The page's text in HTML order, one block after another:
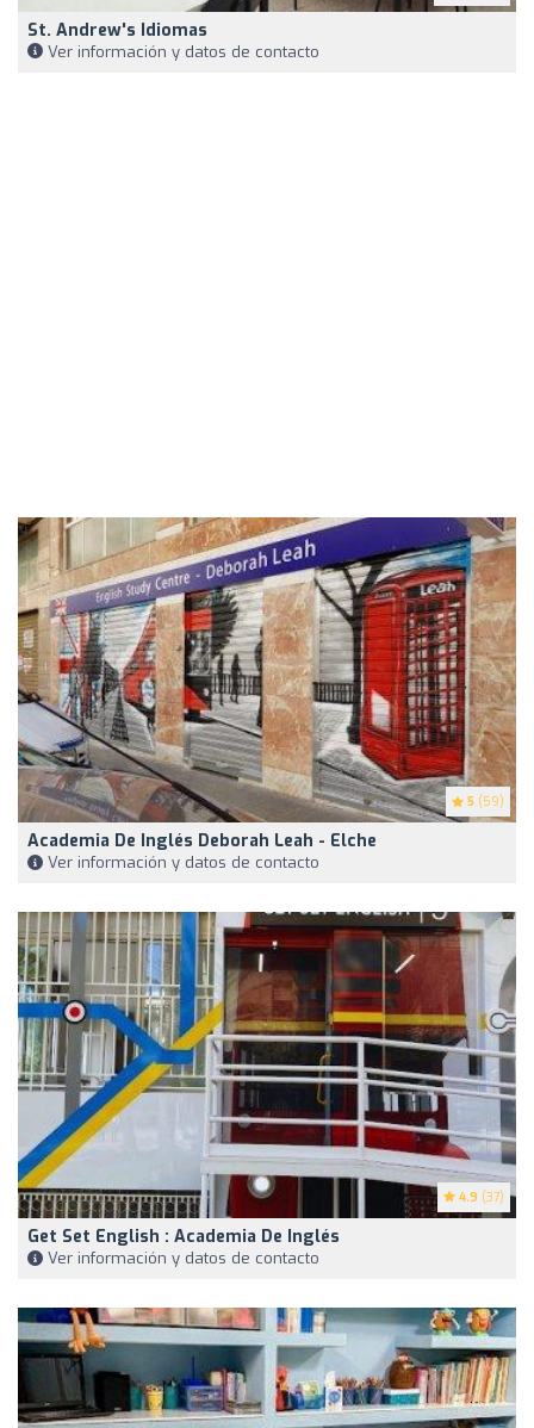
St. Andrew's Idiomas
Ver información y datos de contacto
5 (59)
Academia De Inglés Deborah Leah - Elche
Ver información y datos de contacto
4.9 (37)
Get Set English : Academia De Inglés
Ver información y datos de contacto